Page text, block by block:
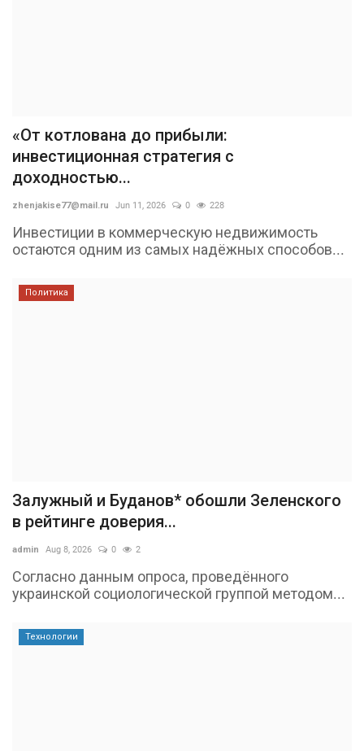
«От котлована до прибыли:
инвестиционная стратегия с
доходностью...
zhenjakise77@mail.ru Jun 11, 2026 0 228
Инвестиции в коммерческую недвижимость
остаются одним из самых надёжных способов...
Политика
Залужный и Буданов* обошли Зеленского
в рейтинге доверия...
admin Aug 8, 2026 0 2
Согласно данным опроса, проведённого
украинской социологической группой методом...
Технологии